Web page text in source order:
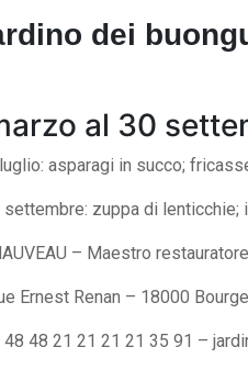
dei
al 30
asparagi in succo;
settembre: zuppa di
– Maestro restauratore
Ernest Renan – 18000
48 48 21 21 21 21 35 91 –